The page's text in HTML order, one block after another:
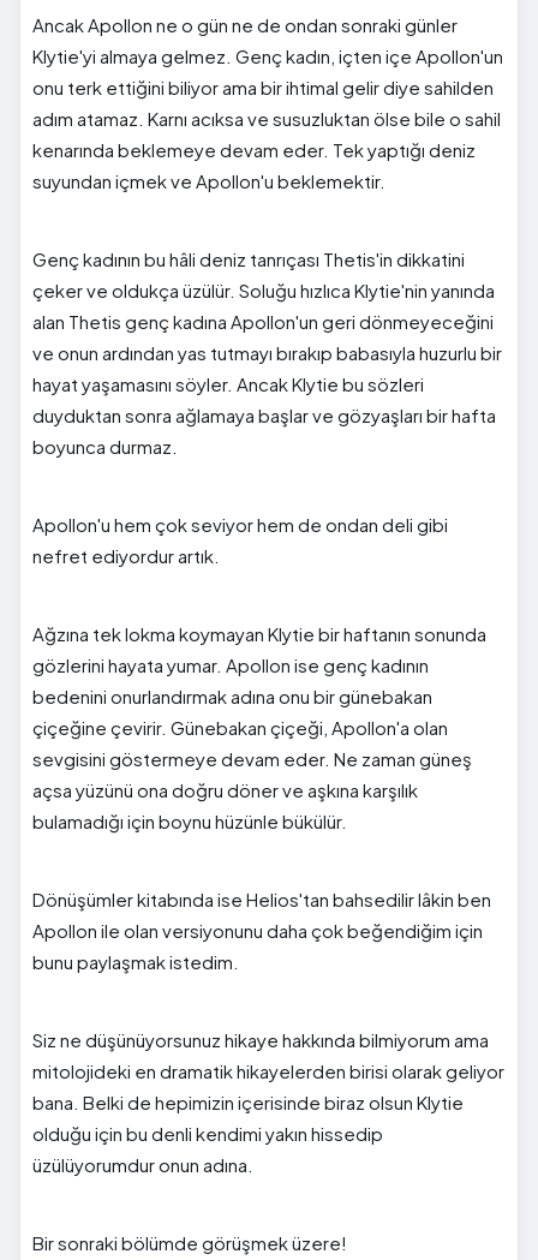
Ancak Apollon ne o gün ne de ondan sonraki günler
Klytie'yi almaya gelmez. Genç kadın, içten içe Apollon'un
onu terk ettiğini biliyor ama bir ihtimal gelir diye sahilden
adım atamaz. Karnı acıksa ve susuzluktan ölse bile o sahil
kenarında beklemeye devam eder. Tek yaptığı deniz
suyundan içmek ve Apollon'u beklemektir.
Genç kadının bu hâli deniz tanrıçası Thetis'in dikkatini
çeker ve oldukça üzülür. Soluğu hızlıca Klytie'nin yanında
alan Thetis genç kadına Apollon'un geri dönmeyeceğini
ve onun ardından yas tutmayı bırakıp babasıyla huzurlu bir
hayat yaşamasını söyler. Ancak Klytie bu sözleri
duyduktan sonra ağlamaya başlar ve gözyaşları bir hafta
boyunca durmaz.
Apollon'u hem çok seviyor hem de ondan deli gibi
nefret ediyordur artık.
Ağzına tek lokma koymayan Klytie bir haftanın sonunda
gözlerini hayata yumar. Apollon ise genç kadının
bedenini onurlandırmak adına onu bir günebakan
çiçeğine çevirir. Günebakan çiçeği, Apollon'a olan
sevgisini göstermeye devam eder. Ne zaman güneş
açsa yüzünü ona doğru döner ve aşkına karşılık
bulamadığı için boynu hüzünle bükülür.
Dönüşümler kitabında ise Helios'tan bahsedilir lâkin ben
Apollon ile olan versiyonunu daha çok beğendiğim için
bunu paylaşmak istedim.
Siz ne düşünüyorsunuz hikaye hakkında bilmiyorum ama
mitolojideki en dramatik hikayelerden birisi olarak geliyor
bana. Belki de hepimizin içerisinde biraz olsun Klytie
olduğu için bu denli kendimi yakın hissedip
üzülüyorumdur onun adına.
Bir sonraki bölümde görüşmek üzere!